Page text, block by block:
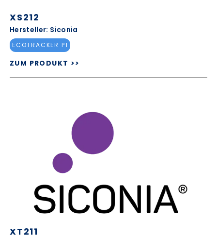
XS212
Hersteller: Siconia
ECOTRACKER P1
ZUM PRODUKT >>
XT211